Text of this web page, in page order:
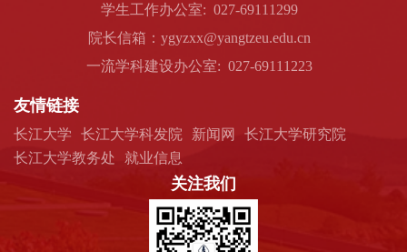
学生工作办公室: 027-69111299
院长信箱：ygyzxx@yangtzeu.edu.cn
一流学科建设办公室: 027-69111223
友情链接
长江大学 长江大学科发院 新闻网
长江大学研究院
长江大学教务处
就业信息
关注我们